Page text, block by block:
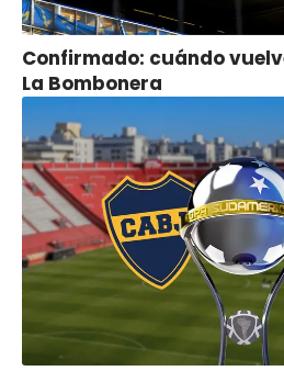
Confirmado: cuándo
La Bombonera